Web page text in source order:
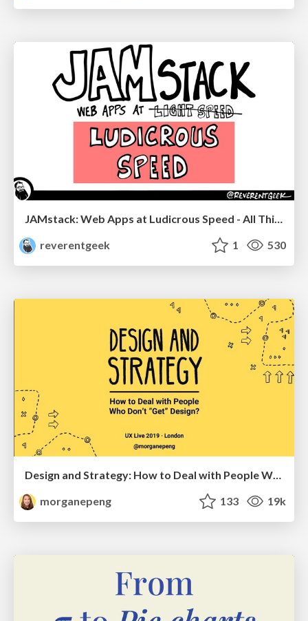
JAMstack: Web Apps at Ludicrous Speed - All Things Open 2022
reverentgeek
1 530
Design and Strategy: How to Deal with People Who Don’t "Get" Design
morganepeng
133 19k